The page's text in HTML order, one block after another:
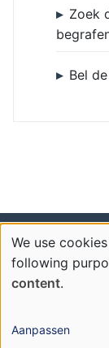
Zoek
Bel
Mozartlaan 13 |
Mail:
Use
of
personal
We use
following
content.
Aanpassen